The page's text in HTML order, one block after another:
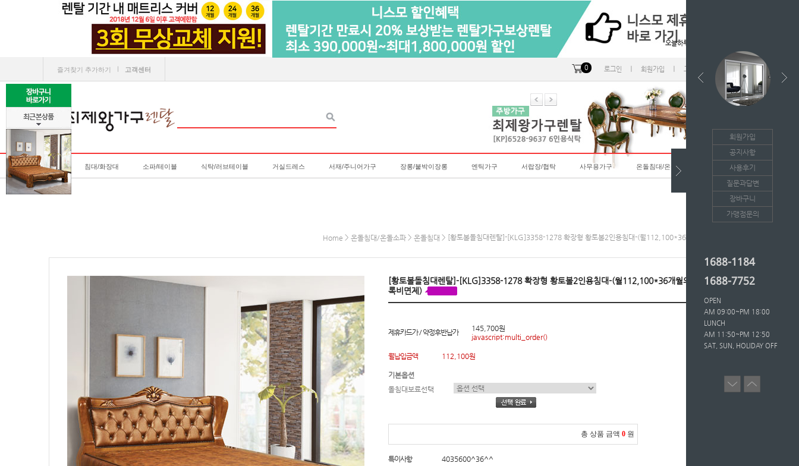
오늘하루 열지않음
즐겨찾기 추가하기 ㅣ 고객센터 0 로그인 회원가입 고객센터 ㅣ 마이페이지
침대/화장대 소파/테이블 식탁/러브테이블 거실드레스 서재/주니어가구 장롱/붙박이장롱 엔틱가구 서랍장/협탁 사무용가구 온돌침대/온돌소파
Home > 온돌침대/온돌소파 > 온돌침대 > [황토볼돌침대렌탈]-[KLG]3358-1278 확장형 황토볼2인용침대-(월112,100*36개월의무/등록비면제)
[황토볼돌침대렌탈]-[KLG]3358-1278 확장형 황토볼2인용침대-(월112,100*36개월의무/등
록비면제)
제휴카드가 / 약정후반납가
145,700원
javascript:multi_order()
월납입금액 112,100원
기본옵션
돌침대보료선택
총 상품 금액 0 원
특이사항 4035600^36^^
회원가입
공지사항
사용후기
질문과답변
장바구니
가맹점문의
1688-1184
1688-7752
OPEN
AM 09:00~PM 18:00
LUNCH
AM 11:50~PM 12:50
SAT, SUN, HOLIDAY OFF